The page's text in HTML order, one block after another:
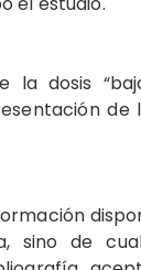
dosis
sino de